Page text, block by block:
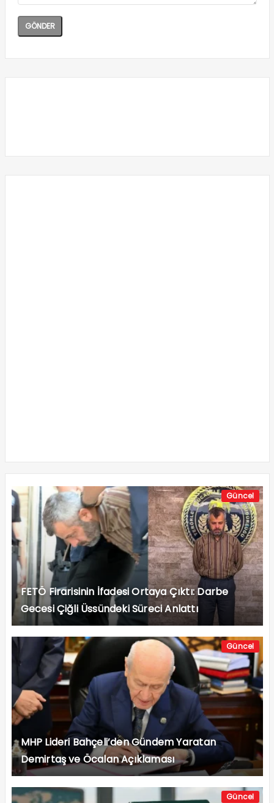
Güncel
FETÖ Firarisinin İfadesi Ortaya Çıktı: Darbe
Gecesi Çiğli Üssündeki Süreci Anlattı
Güncel
MHP Lideri Bahçeli’den Gündem Yaratan
Demirtaş ve Öcalan Açıklaması
Güncel